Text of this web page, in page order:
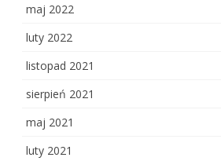
maj 2022
luty 2022
listopad 2021
sierpień 2021
maj 2021
luty 2021